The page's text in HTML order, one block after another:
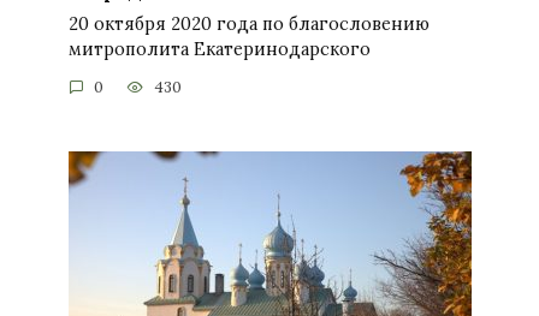
20 октября 2020 года по благословению
митрополита Екатеринодарского
0 430